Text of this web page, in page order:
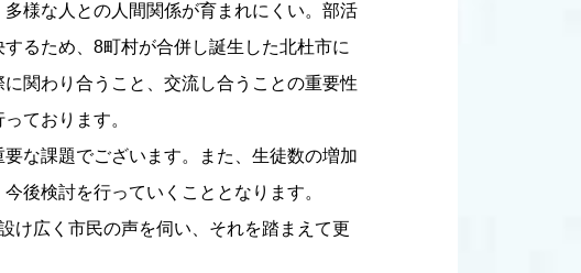
様な人との人間関係が育まれにくい。部活
るため、8町村が合併し誕生した北杜市に
関わり合うこと、交流し合うことの重要性
ております。
な課題でございます。また、生徒数の増加
後検討を行っていくこととなります。
け広く市民の声を伺い、それを踏まえて更